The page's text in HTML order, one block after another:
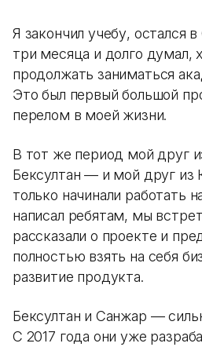
Я закончил учебу, остался
три месяца и долго думал,
продолжать заниматься
Это был первый большой
перелом в моей жизни.
В тот же период мой
Бексултан — и мой друг
только начинали работать
написал ребятам, мы
рассказали о проекте и
полностью взять на себя
развитие продукта.
Бексултан и Санжар —
С 2017 года они уже